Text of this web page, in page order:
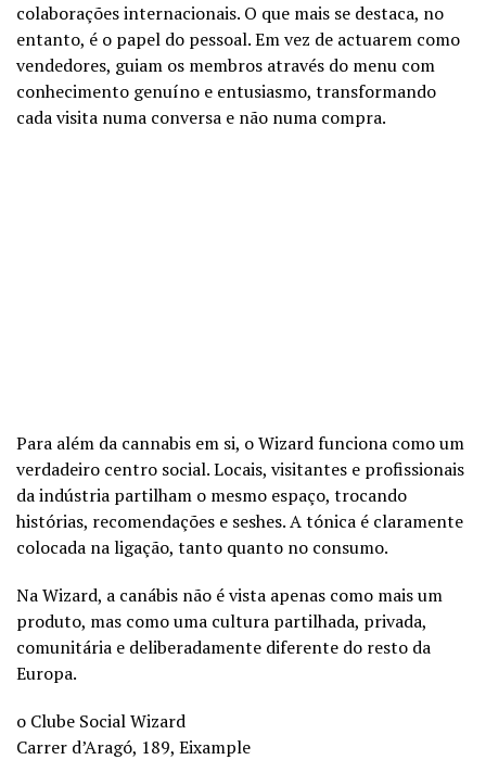
colaborações internacionais. O que mais se destaca, no
entanto, é o papel do pessoal. Em vez de actuarem como
vendedores, guiam os membros através do menu com
conhecimento genuíno e entusiasmo, transformando
cada visita numa conversa e não numa compra.
Para além da cannabis em si, o Wizard funciona como um
verdadeiro centro social. Locais, visitantes e profissionais
da indústria partilham o mesmo espaço, trocando
histórias, recomendações e seshes. A tónica é claramente
colocada na ligação, tanto quanto no consumo.
Na Wizard, a canábis não é vista apenas como mais um
produto, mas como uma cultura partilhada, privada,
comunitária e deliberadamente diferente do resto da
Europa.
o Clube Social Wizard
Carrer d’Aragó, 189, Eixample